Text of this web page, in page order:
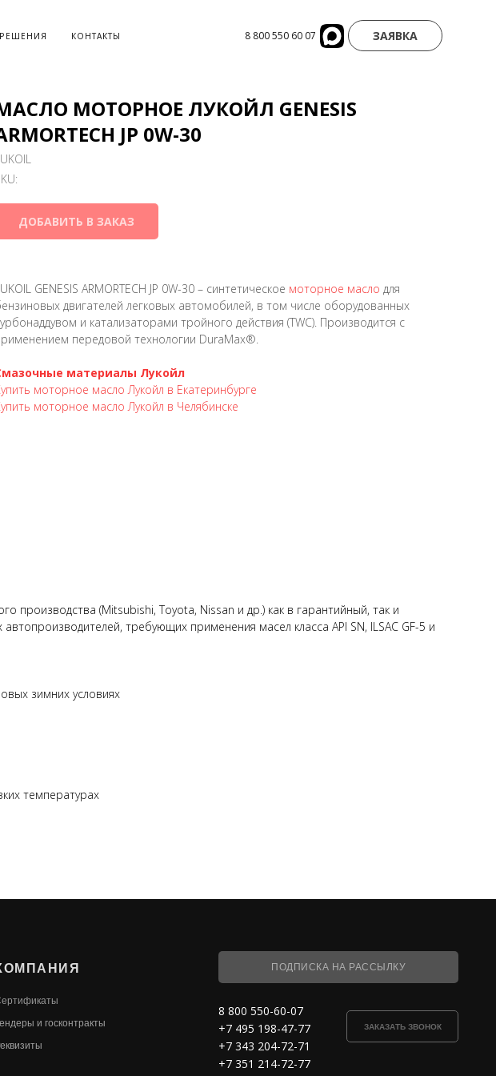
РЕШЕНИЯ КОНТАКТЫ 8 800 550 60 07 ЗАЯВКА
МОТОРНОЕ ЛУКОЙЛ GENESIS
JP 0W-30
ДОБАВИТЬ В ЗАКАЗ
GENESIS ARMORTECH JP 0W-30 – синтетическое моторное масло для
двигателей легковых автомобилей, в том числе оборудованных
и катализаторами тройного действия (TWC). Производится с
передовой технологии DuraMax®.
материалы Лукойл
моторное масло Лукойл в Екатеринбурге
моторное масло Лукойл в Челябинске
производства (Mitsubishi, Toyota, Nissan и др.) как в гарантийный, так и
требующих применения масел класса API SN, ILSAC GF-5 и
зимних условиях
температурах
ПОДПИСКА НА РАССЫЛКУ
8 800 550-60-07
+7 495 198-47-77
+7 343 204-72-71
+7 351 214-72-77
ЗАКАЗАТЬ ЗВОНОК
ендеры и госконтракты